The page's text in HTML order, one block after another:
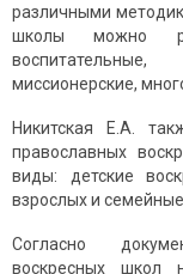
различными
школы можно
воспитательные,
миссионерские,
Никитская Е.А.
православных
виды: детские
взрослых и
Согласно
воскресных школ